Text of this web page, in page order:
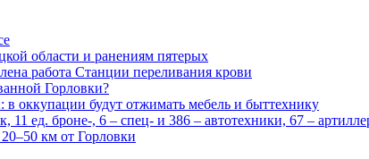
области и ранениям пятерых
работа Станции переливания крови
Горловки?
в оккупации будут отжимать мебель и быттехнику
ед. броне-, 6 – спец- и 386 – автотехники, 67 –
км от Горловки